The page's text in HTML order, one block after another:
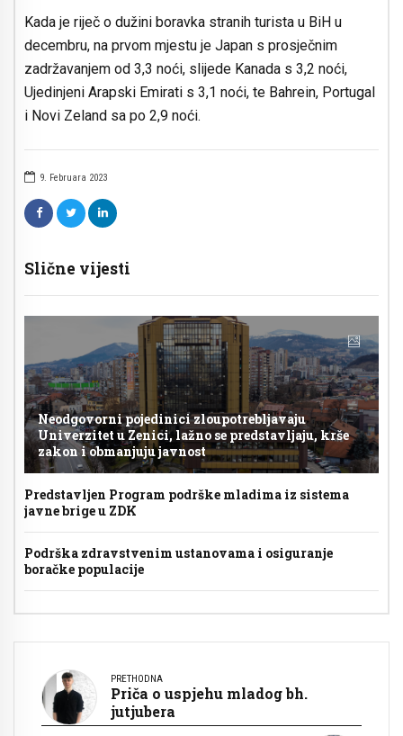
9. Februara 2023
Slične vijesti
Neodgovorni pojedinici zloupotrebljavaju
Univerzitet u Zenici, lažno se predstavljaju, krše
zakon i obmanjuju javnost
Predstavljen Program podrške mladima iz sistema
javne brige u ZDK
Podrška zdravstvenim ustanovama i osiguranje
boračke populacije
Kada je riječ o dužini boravka stranih turista u BiH u
decembru, na prvom mjestu je Japan s prosječnim
zadržavanjem od 3,3 noći, slijede Kanada s 3,2 noći,
Ujedinjeni Arapski Emirati s 3,1 noći, te Bahrein, Portugal
i Novi Zeland sa po 2,9 noći.
PRETHODNA
Priča o uspjehu mladog bh.
jutjubera